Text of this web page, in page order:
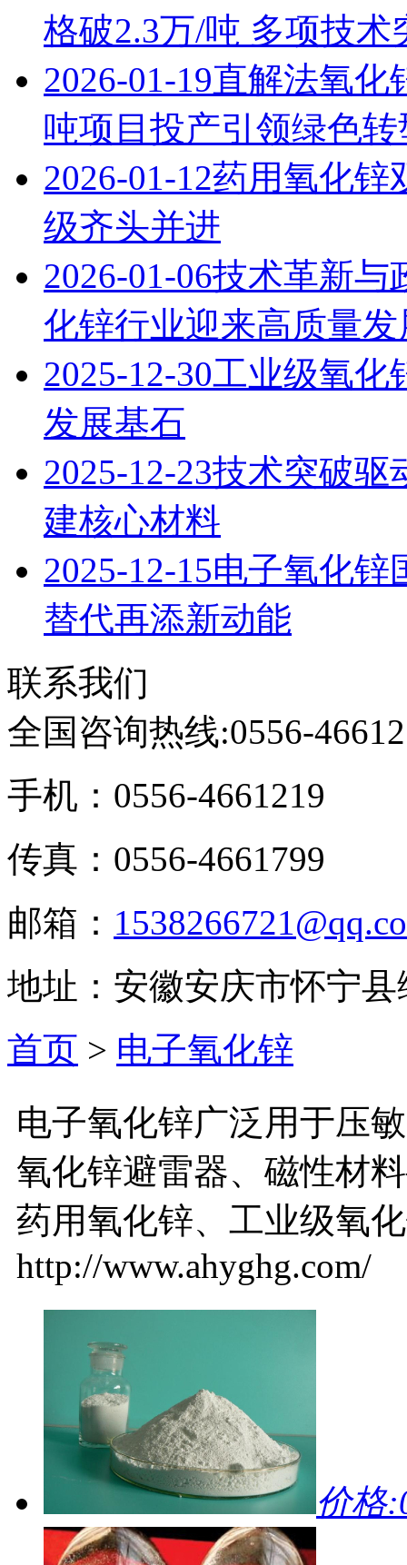
格破2.3万/吨 多项技
2026-01-19直解法氧化
吨项目投产引领绿色转
2026-01-12药用氧化锌
级齐头并进
2026-01-06技术革新与
化锌行业迎来高质量发
2025-12-30工业级氧化
发展基石
2025-12-23技术突破驱
建核心材料
2025-12-15电子氧化锌
替代再添新动能
联系我们
全国咨询热线:0556-
手机：0556-4661219
传真：0556-4661799
邮箱：
地址：安徽安庆市怀宁
首页 > 电子氧化锌
电子氧化锌广泛用于压
氧化锌避雷器、磁性材
药用氧化锌、工业级氧
http://www.ahyghg.com/
价格